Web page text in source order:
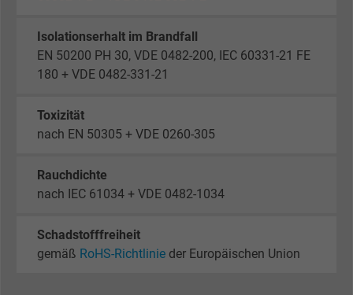
Isolationserhalt im Brandfall
EN 50200 PH 30, VDE 0482-200, IEC 60331-21 FE
180 + VDE 0482-331-21
Toxizität
nach EN 50305 + VDE 0260-305
Rauchdichte
nach IEC 61034 + VDE 0482-1034
Schadstofffreiheit
gemäß RoHS-Richtlinie der Europäischen Union